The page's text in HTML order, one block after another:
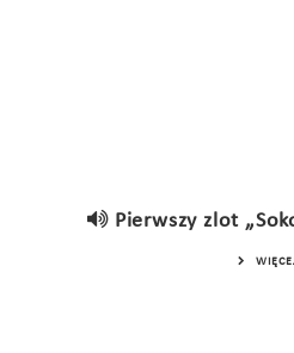
Pierwszy zlot